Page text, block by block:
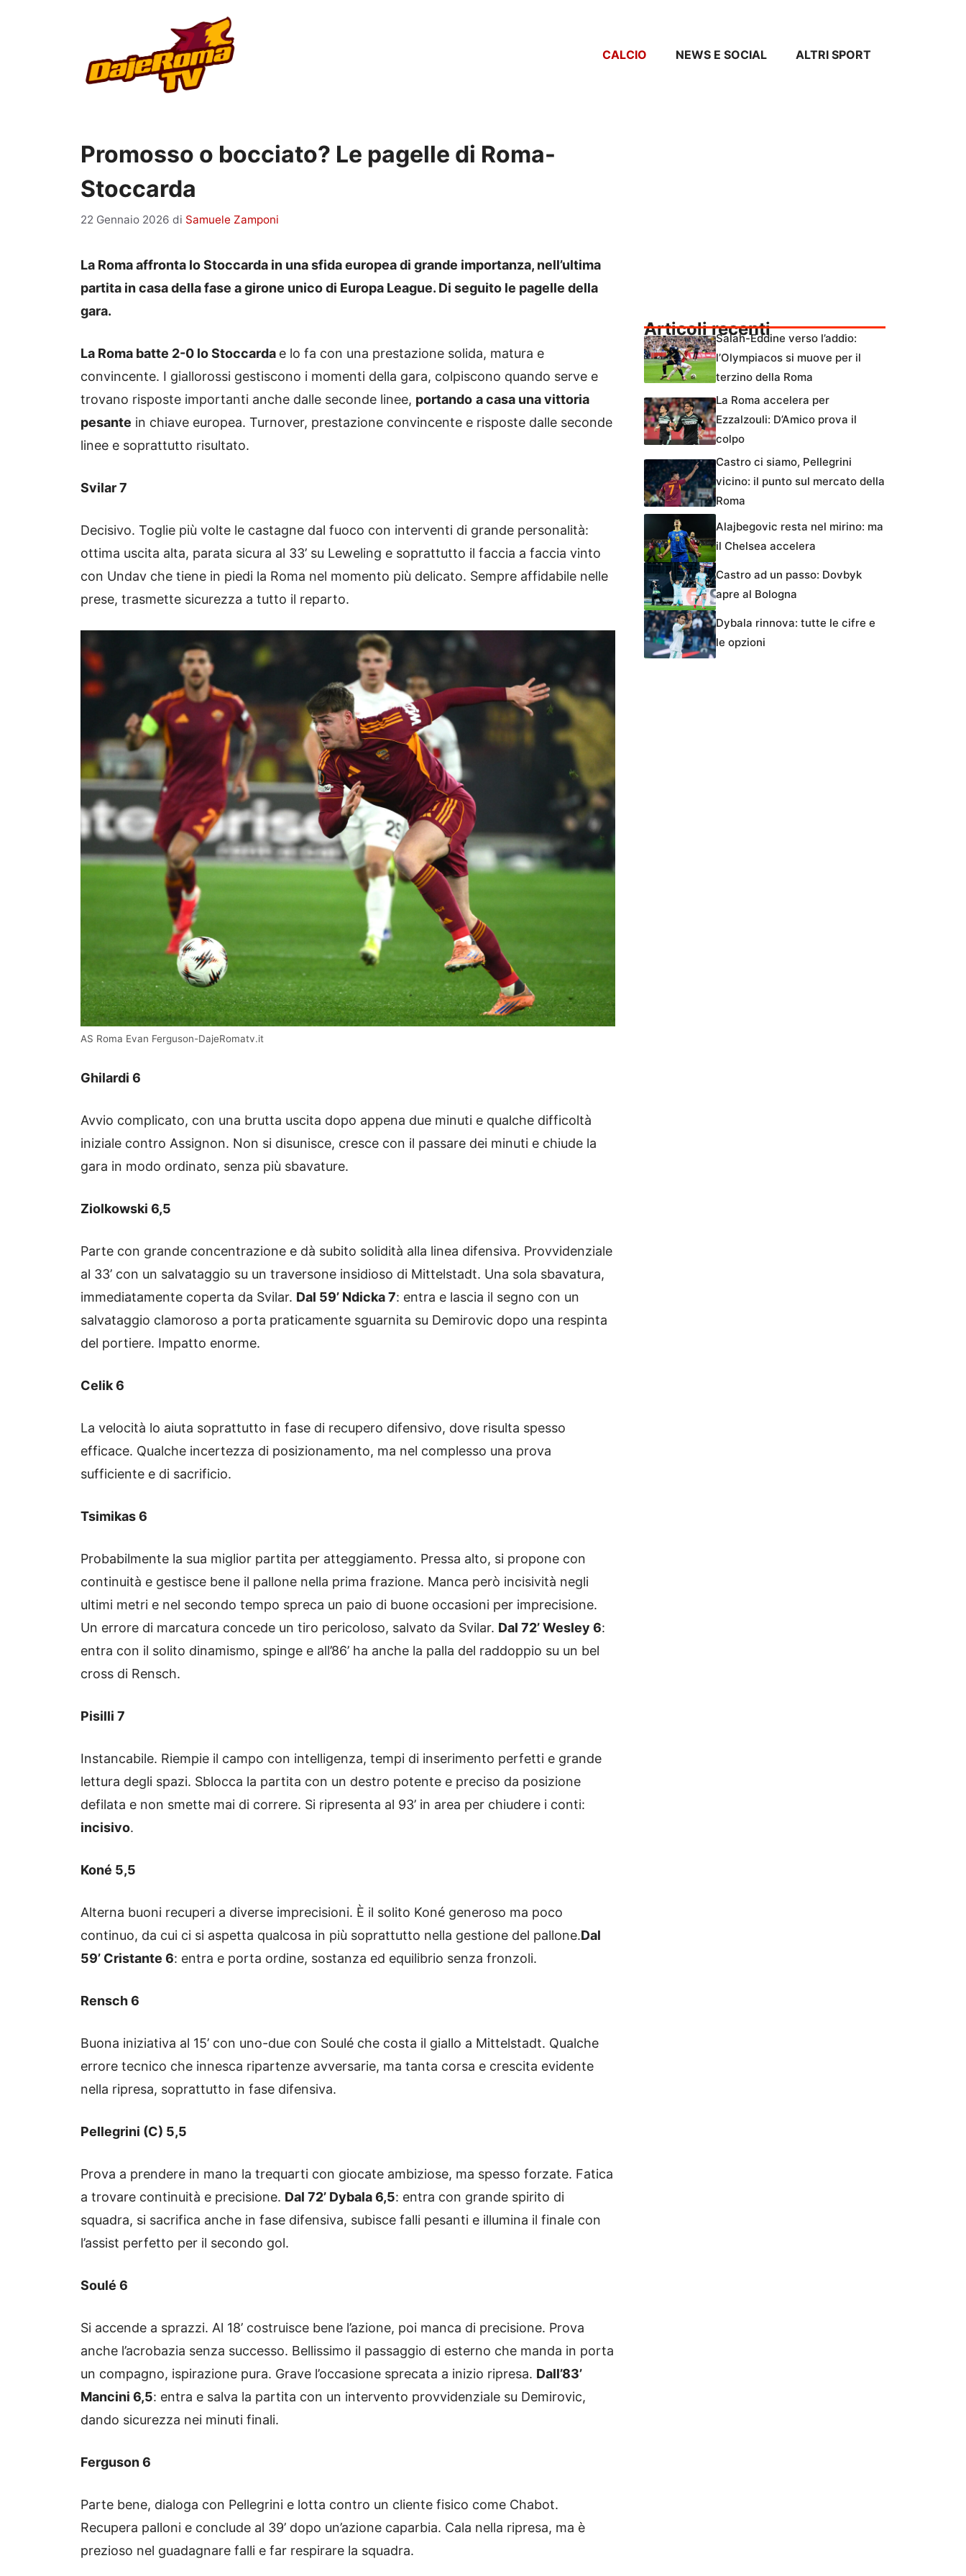
CALCIO NEWS E SOCIAL ALTRI SPORT
Promosso o bocciato? Le pagelle di Roma-
Stoccarda
22 Gennaio 2026 di Samuele Zamponi
La Roma affronta lo Stoccarda in una sfida europea di grande importanza, nell’ultima
partita in casa della fase a girone unico di Europa League. Di seguito le pagelle della
gara.
La Roma batte 2-0 lo Stoccarda e lo fa con una prestazione solida, matura e
convincente. I giallorossi gestiscono i momenti della gara, colpiscono quando serve e
trovano risposte importanti anche dalle seconde linee, portando a casa una vittoria
pesante in chiave europea. Turnover, prestazione convincente e risposte dalle seconde
linee e soprattutto risultato.
Svilar 7
Decisivo. Toglie più volte le castagne dal fuoco con interventi di grande personalità:
ottima uscita alta, parata sicura al 33’ su Leweling e soprattutto il faccia a faccia vinto
con Undav che tiene in piedi la Roma nel momento più delicato. Sempre affidabile nelle
prese, trasmette sicurezza a tutto il reparto.
AS Roma Evan Ferguson-DajeRomatv.it
Ghilardi 6
Avvio complicato, con una brutta uscita dopo appena due minuti e qualche difficoltà
iniziale contro Assignon. Non si disunisce, cresce con il passare dei minuti e chiude la
gara in modo ordinato, senza più sbavature.
Ziolkowski 6,5
Parte con grande concentrazione e dà subito solidità alla linea difensiva. Provvidenziale
al 33’ con un salvataggio su un traversone insidioso di Mittelstadt. Una sola sbavatura,
immediatamente coperta da Svilar. Dal 59’ Ndicka 7: entra e lascia il segno con un
salvataggio clamoroso a porta praticamente sguarnita su Demirovic dopo una respinta
del portiere. Impatto enorme.
Celik 6
La velocità lo aiuta soprattutto in fase di recupero difensivo, dove risulta spesso
efficace. Qualche incertezza di posizionamento, ma nel complesso una prova
sufficiente e di sacrificio.
Tsimikas 6
Probabilmente la sua miglior partita per atteggiamento. Pressa alto, si propone con
continuità e gestisce bene il pallone nella prima frazione. Manca però incisività negli
ultimi metri e nel secondo tempo spreca un paio di buone occasioni per imprecisione.
Un errore di marcatura concede un tiro pericoloso, salvato da Svilar. Dal 72’ Wesley 6:
entra con il solito dinamismo, spinge e all’86’ ha anche la palla del raddoppio su un bel
cross di Rensch.
Pisilli 7
Instancabile. Riempie il campo con intelligenza, tempi di inserimento perfetti e grande
lettura degli spazi. Sblocca la partita con un destro potente e preciso da posizione
defilata e non smette mai di correre. Si ripresenta al 93’ in area per chiudere i conti:
incisivo.
Koné 5,5
Alterna buoni recuperi a diverse imprecisioni. È il solito Koné generoso ma poco
continuo, da cui ci si aspetta qualcosa in più soprattutto nella gestione del pallone.Dal
59’ Cristante 6: entra e porta ordine, sostanza ed equilibrio senza fronzoli.
Rensch 6
Buona iniziativa al 15’ con uno-due con Soulé che costa il giallo a Mittelstadt. Qualche
errore tecnico che innesca ripartenze avversarie, ma tanta corsa e crescita evidente
nella ripresa, soprattutto in fase difensiva.
Pellegrini (C) 5,5
Prova a prendere in mano la trequarti con giocate ambiziose, ma spesso forzate. Fatica
a trovare continuità e precisione. Dal 72’ Dybala 6,5: entra con grande spirito di
squadra, si sacrifica anche in fase difensiva, subisce falli pesanti e illumina il finale con
l’assist perfetto per il secondo gol.
Soulé 6
Si accende a sprazzi. Al 18’ costruisce bene l’azione, poi manca di precisione. Prova
anche l’acrobazia senza successo. Bellissimo il passaggio di esterno che manda in porta
un compagno, ispirazione pura. Grave l’occasione sprecata a inizio ripresa. Dall’83’
Mancini 6,5: entra e salva la partita con un intervento provvidenziale su Demirovic,
dando sicurezza nei minuti finali.
Ferguson 6
Parte bene, dialoga con Pellegrini e lotta contro un cliente fisico come Chabot.
Recupera palloni e conclude al 39’ dopo un’azione caparbia. Cala nella ripresa, ma è
prezioso nel guadagnare falli e far respirare la squadra.
Articoli recentiSalah-Eddine verso l’addio:
l’Olympiacos si muove per il
terzino della Roma
La Roma accelera per
Ezzalzouli: D’Amico prova il
colpo
Castro ci siamo, Pellegrini
vicino: il punto sul mercato della
Roma
Alajbegovic resta nel mirino: ma
il Chelsea accelera
Castro ad un passo: Dovbyk
apre al Bologna
Dybala rinnova: tutte le cifre e
le opzioni